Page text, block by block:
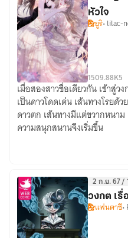
miss
gu
&
miss
อีก
นิด
ให้
ชิด
หัวใจ
หัวใจ
ยูริ• lilac-
1509.88K5
เมื่อสองสาวชื่อเดียวกัน เข้าสู่
เป็นดาวโดดเด่น เส้นทางโรย
ดาวตก เส้นทางมีแต่ขวากหนา
ความสนุกสนานจึงเริ่มขึ้น
2 ก.ย. 67 /
วงกต เรื่
แฟนตาซี